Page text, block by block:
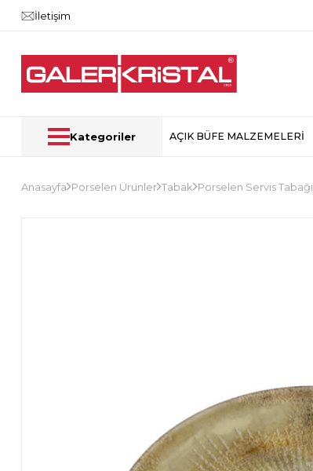
İletişim
Kategoriler AÇIK BÜFE MALZEMELERİ
Anasayfa Porselen Ürünler Tabak Porselen Servis Tabağı